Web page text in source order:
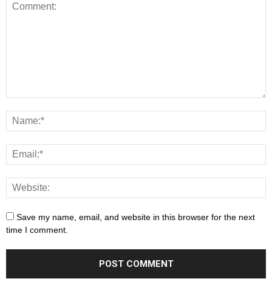
Save my name, email, and website in this browser for the next
time I comment.